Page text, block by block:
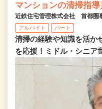
マンションの清掃指導
近鉄住宅管理株式会社 首都圏
アルバイト パート
清掃の経験や知識を活か
を応援！ミドル・シニア